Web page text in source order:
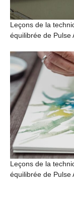
Leçons de la
équilibrée de Pulse
Leçons de la
équilibrée de Pulse